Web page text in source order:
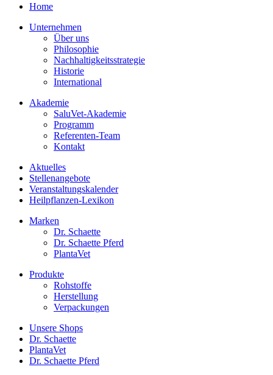
Home
Unternehmen
Über uns
Philosophie
Nachhaltigkeitsstrategie
Historie
International
Akademie
SaluVet-Akademie
Programm
Referenten-Team
Kontakt
Aktuelles
Stellenangebote
Veranstaltungskalender
Heilpflanzen-Lexikon
Marken
Dr. Schaette
Dr. Schaette Pferd
PlantaVet
Produkte
Rohstoffe
Herstellung
Verpackungen
Unsere Shops
Dr. Schaette
PlantaVet
Dr. Schaette Pferd